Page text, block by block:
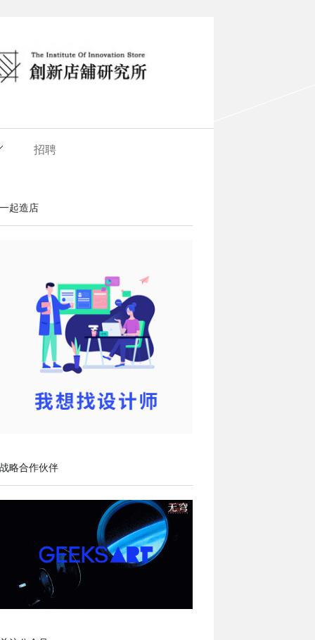
招聘
起造店
略合作伙伴